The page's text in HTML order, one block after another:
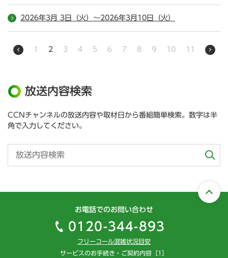
2026年3月 3日（火）～2026年3月10日（火）
1 2 3 4 5 6 7 8 9 10 11
放送内容検索
CCNチャンネルの放送内容や取材日から番組簡単検索。数字は半
角で入力してください。
お電話でのお問い合わせ
0120-344-893
フリーコール混雑状況目安
サービスのお手続き・ご契約内容［1］